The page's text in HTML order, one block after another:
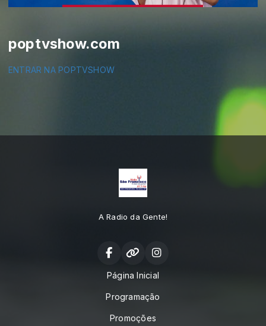
poptvshow.com
ENTRAR NA POPTVSHOW
A Radio da Gente!
Página Inicial
Programação
Promoções